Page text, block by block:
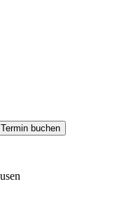
Termin buchen